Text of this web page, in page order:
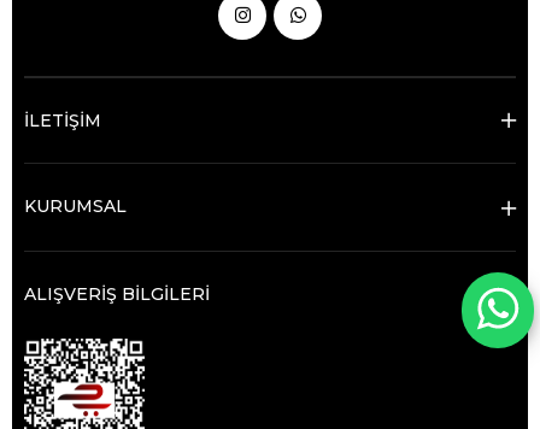
İLETİŞİM
KURUMSAL
ALIŞVERİŞ BİLGİLERİ